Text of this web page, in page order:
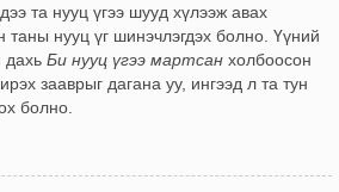
та нууц үгээ шууд хүлээж авах
таны нууц үг шинэчлэгдэх болно. Үүний
дахь Би нууц үгээ мартсан холбоосон
зааврыг дагана уу, ингээд л та тун
болно.